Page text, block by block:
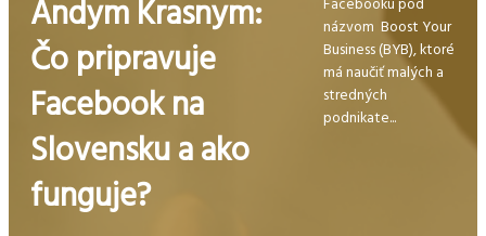
Andym Krasnym:
Čo pripravuje
Facebook na
Slovensku a ako
funguje?
Facebooku pod
názvom Boost Your
Business (BYB), ktoré
má naučiť malých a
stredných
podnikate...